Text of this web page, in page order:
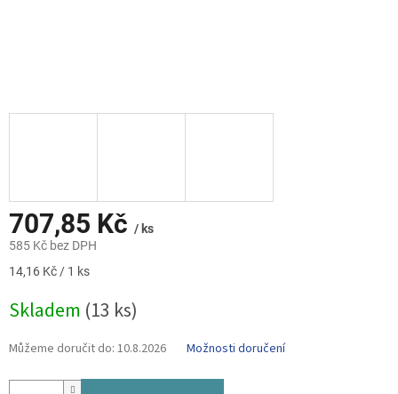
707,85 Kč / ks
585 Kč bez DPH
Měrná
14,16 Kč / 1 ks
Skladem (13 ks)
Můžeme doručit do: 10.8.2026 Možnosti doručení